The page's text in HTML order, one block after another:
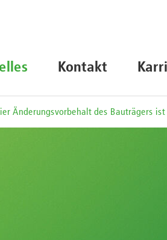
Kontakt
Änderungsvorbehalt des Bauträgers